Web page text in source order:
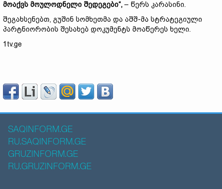
მოაქვს მოულოდნელი შედეგები“, – წერს კარასინი.
შეგახსენებთ, გუშინ სომხეთმა და აშშ-მა სტრატეგიული
პარტნიორობის შესახებ დოკუმენტს მოაწერეს ხელი.
1tv.ge
SAQINFORM.GE
RU.SAQINFORM.GE
GRUZINFORM.GE
RU.GRUZINFORM.GE